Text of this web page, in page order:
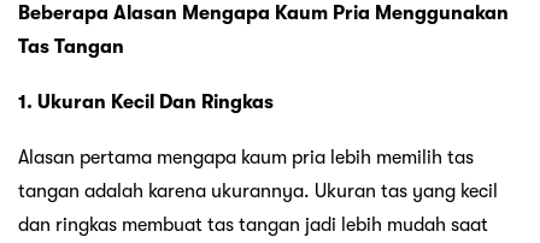
Beberapa Alasan Mengapa Kaum Pria Menggunakan
Tas Tangan
1. Ukuran Kecil Dan Ringkas
Alasan pertama mengapa kaum pria lebih memilih tas
tangan adalah karena ukurannya. Ukuran tas yang kecil
dan ringkas membuat tas tangan jadi lebih mudah saat